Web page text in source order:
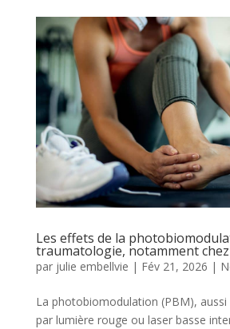
Les effets de la
traumatologie, notamment
par julie embellvie | Fév 21, 2026 |
La photobiomodulation (PBM), aussi
par lumière rouge ou laser basse